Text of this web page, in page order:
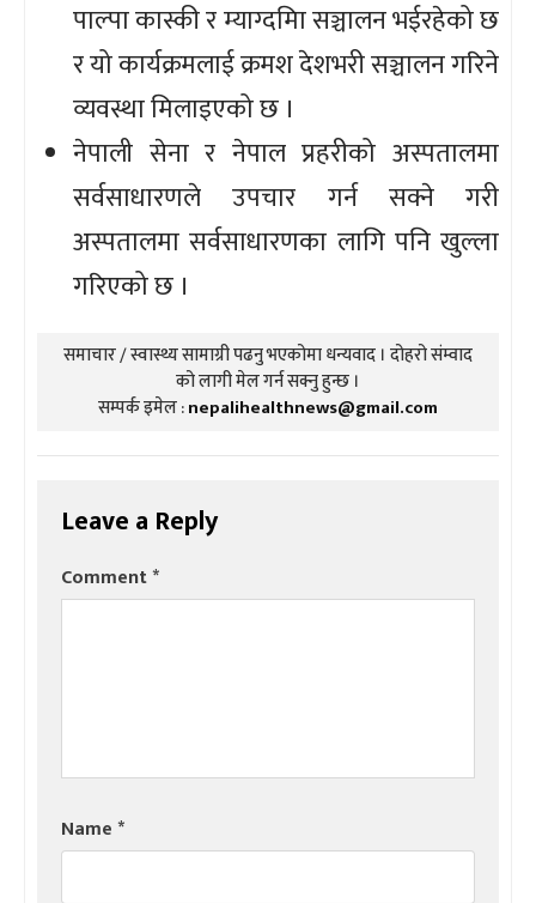
पाल्पा कास्की र म्याग्दमिा सञ्चालन भईरहेको छ
र यो कार्यक्रमलाई क्रमश देशभरी सञ्चालन गरिने
व्यवस्था मिलाइएको छ ।
नेपाली सेना र नेपाल प्रहरीको अस्पतालमा
सर्वसाधारणले उपचार गर्न सक्ने गरी
अस्पतालमा सर्वसाधारणका लागि पनि खुल्ला
गरिएको छ ।
समाचार / स्वास्थ्य सामाग्री पढनु भएकोमा धन्यवाद । दोहरो संम्वाद
को लागी मेल गर्न सक्नु हुन्छ ।
सम्पर्क इमेल :nepalihealthnews@gmail.com
Leave a Reply
Comment*
Name*